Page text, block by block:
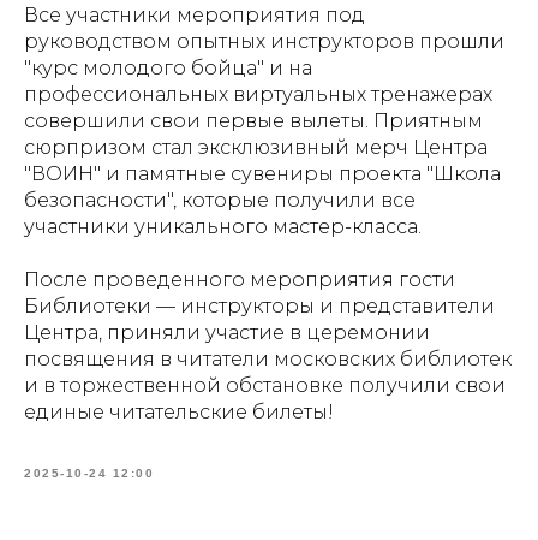
Все участники мероприятия под
руководством опытных инструкторов прошли
"курс молодого бойца" и на
профессиональных виртуальных тренажерах
совершили свои первые вылеты. Приятным
сюрпризом стал эксклюзивный мерч Центра
"ВОИН" и памятные сувениры проекта "Школа
безопасности", которые получили все
участники уникального мастер-класса.
После проведенного мероприятия гости
Библиотеки — инструкторы и представители
Центра, приняли участие в церемонии
посвящения в читатели московских библиотек
и в торжественной обстановке получили свои
единые читательские билеты!
2025-10-24 12:00